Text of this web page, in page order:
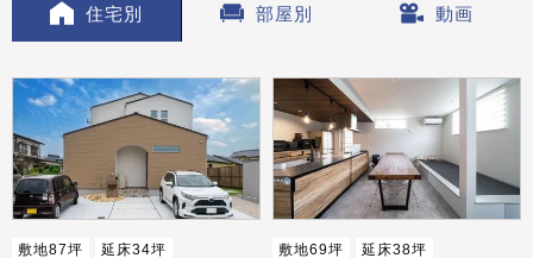
住宅別 部屋別 動画
敷地87坪 延床34坪 敷地69坪 延床38坪